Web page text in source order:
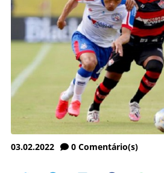
03.02.2022 0 Comentário(s)